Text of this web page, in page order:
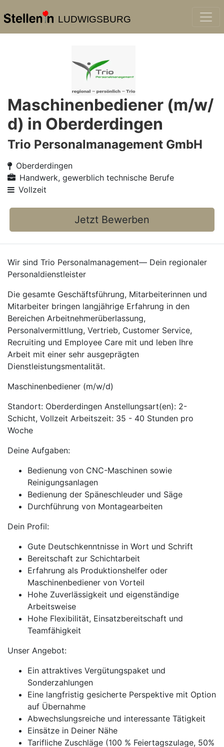
LUDWIGSBURG
Maschinenbediener (m/w/
d) in Oberderdingen
Trio Personalmanagement GmbH
Oberderdingen
Handwerk, gewerblich technische Berufe
Vollzeit
Jetzt Bewerben
Wir sind Trio Personalmanagement— Dein regionaler
Personaldienstleister
Die gesamte Geschäftsführung, Mitarbeiterinnen und
Mitarbeiter bringen langjährige Erfahrung in den
Bereichen Arbeitnehmerüberlassung,
Personalvermittlung, Vertrieb, Customer Service,
Recruiting und Employee Care mit und leben Ihre
Arbeit mit einer sehr ausgeprägten
Dienstleistungsmentalität.
Maschinenbediener (m/w/d)
Standort: Oberderdingen Anstellungsart(en): 2-
Schicht, Vollzeit Arbeitszeit: 35 - 40 Stunden pro
Woche
Deine Aufgaben:
Bedienung von CNC-Maschinen sowie
Reinigungsanlagen
Bedienung der Späneschleuder und Säge
Durchführung von Montagearbeiten
Dein Profil:
Gute Deutschkenntnisse in Wort und Schrift
Bereitschaft zur Schichtarbeit
Erfahrung als Produktionshelfer oder
Maschinenbediener von Vorteil
Hohe Zuverlässigkeit und eigenständige
Arbeitsweise
Hohe Flexibilität, Einsatzbereitschaft und
Teamfähigkeit
Unser Angebot:
Ein attraktives Vergütungspaket und
Sonderzahlungen
Eine langfristig gesicherte Perspektive mit Option
auf Übernahme
Abwechslungsreiche und interessante Tätigkeit
Einsätze in Deiner Nähe
Tarifliche Zuschläge (100 % Feiertagszulage, 50%